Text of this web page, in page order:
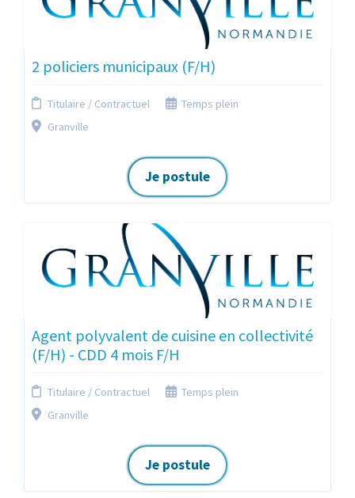
2 policiers municipaux (F/H)
Titulaire / Contractuel
Temps plein
Granville
Je postule
Agent polyvalent de cuisine en collectivité
(F/H) - CDD 4 mois F/H
Titulaire / Contractuel
Temps plein
Granville
Je postule